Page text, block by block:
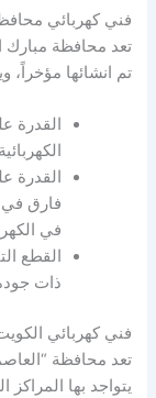
فني كهربائي
تعد محافظة
تم انشائها
القدرة
القدرة
فارق في
في
القطع
ذات
فني كهربائي
تعد محافظة
يتواجد بها